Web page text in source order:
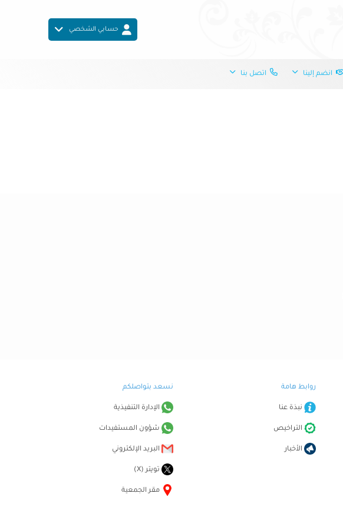
حسابي الشخصي
انضم إلينا اتصل بنا
روابط هامة
نبذة عنا
التراخيص
الأخبار
نسعد بتواصلكم
الإدارة التنفيذية
شؤون المستفيدات
البريد الإلكتروني
تويتر (X)
مقر الجمعية